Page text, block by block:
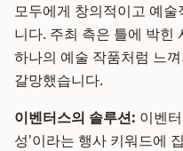
모두에게 창의적이고 예
니다. 주최 측은 틀에 박힌
하나의 예술 작품처럼 느
갈망했습니다.
이벤터스의 솔루션: 이벤
성'이라는 행사 키워드에